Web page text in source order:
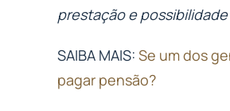
prestação e
SAIBA MAIS: Se um dos
pagar pensão?